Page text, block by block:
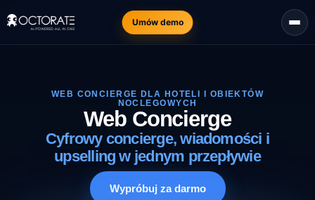
Umów demo
WEB CONCIERGE DLA HOTELI I OBIEKTÓW
NOCLEGOWYCH
Web Concierge
Cyfrowy concierge, wiadomości i
upselling w jednym przepływie
Wypróbuj za darmo